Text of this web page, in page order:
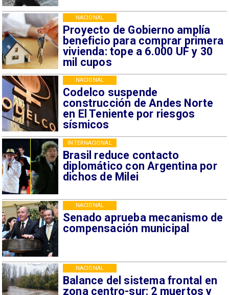
Proyecto de Gobierno amplía
beneficio para comprar primera
vivienda: tope a 6.000 UF y 30
mil cupos
NACIONAL
Codelco suspende
construcción de Andes Norte
en El Teniente por riesgos
sísmicos
NACIONAL
Brasil reduce contacto
diplomático con Argentina por
dichos de Milei
INTERNACIONAL
Senado aprueba mecanismo de
compensación municipal
NACIONAL
Balance del sistema frontal en
zona centro-sur: 2 muertos y
NACIONAL